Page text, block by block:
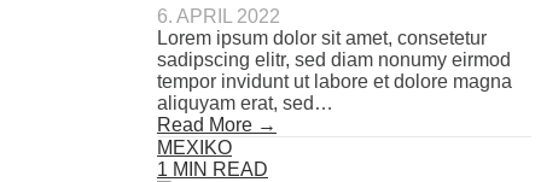
6. APRIL 2022
Lorem ipsum dolor sit amet, consetetur
sadipscing elitr, sed diam nonumy eirmod
tempor invidunt ut labore et dolore magna
aliquyam erat, sed…
Read More →
MEXIKO
1 MIN READ